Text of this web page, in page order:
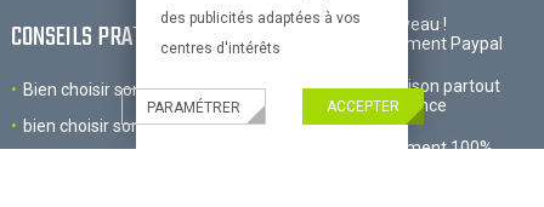
des publicités adaptées à vos
centres d'intérêts
PARAMÉTRER ACCEPTER
CONSEILS PRATIQUES
Bien choisir son velo
bien choisir son equipement
Nouveau !
Paiement Paypal
Livraison partout
en France
Paiement 100%